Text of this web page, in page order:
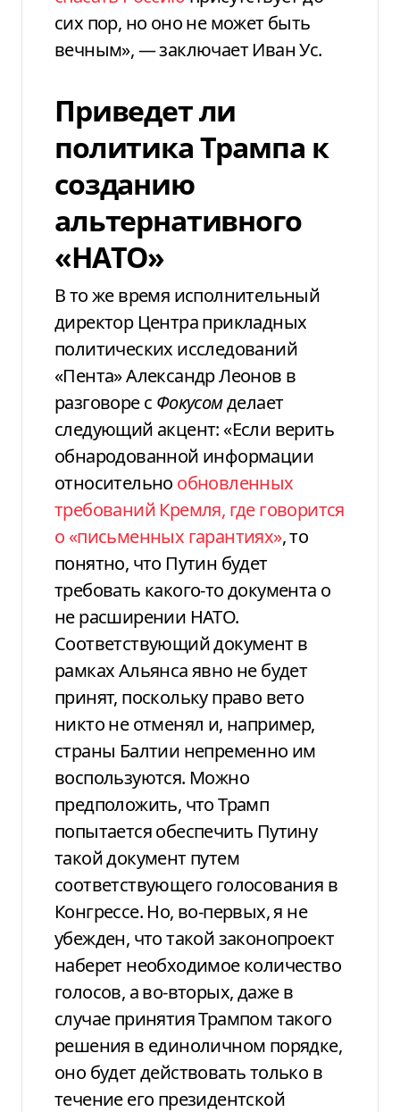
сих пор, но оно не может быть
вечным», — заключает Иван Ус.
Приведет ли
политика Трампа к
созданию
альтернативного
«НАТО»
В то же время исполнительный
директор Центра прикладных
политических исследований
«Пента» Александр Леонов в
разговоре с Фокусомделает
следующий акцент: «Если верить
обнародованной информации
относительно обновленных
требований Кремля, где говорится
о «письменных гарантиях», то
понятно, что Путин будет
требовать какого-то документа о
не расширении НАТО.
Соответствующий документ в
рамках Альянса явно не будет
принят, поскольку право вето
никто не отменял и, например,
страны Балтии непременно им
воспользуются. Можно
предположить, что Трамп
попытается обеспечить Путину
такой документ путем
соответствующего голосования в
Конгрессе. Но, во-первых, я не
убежден, что такой законопроект
наберет необходимое количество
голосов, а во-вторых, даже в
случае принятия Трампом такого
решения в единоличном порядке,
оно будет действовать только в
течение его президентской